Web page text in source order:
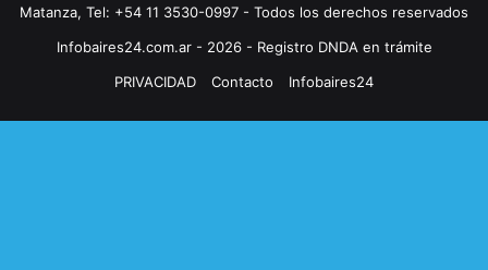
Matanza, Tel: +54 11 3530-0997 - Todos los derechos reservados
Infobaires24.com.ar - 2026 - Registro DNDA en trámite
PRIVACIDAD
Contacto Infobaires24